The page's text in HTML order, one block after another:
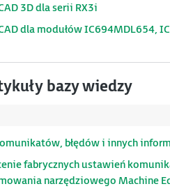
3D dla serii RX3i
dla modułów IC694MDL654,
bazy wiedzy
błędów i innych
fabrycznych ustawień
narzędziowego Machine